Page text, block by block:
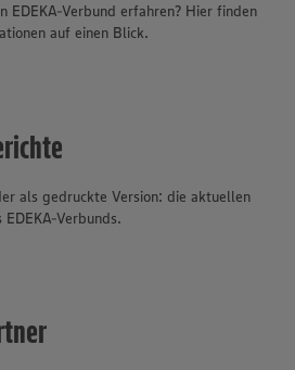
EDEKA-Verbund erfahren? Hier finden
auf einen Blick.
als gedruckte Version: die aktuellen
Verbunds.